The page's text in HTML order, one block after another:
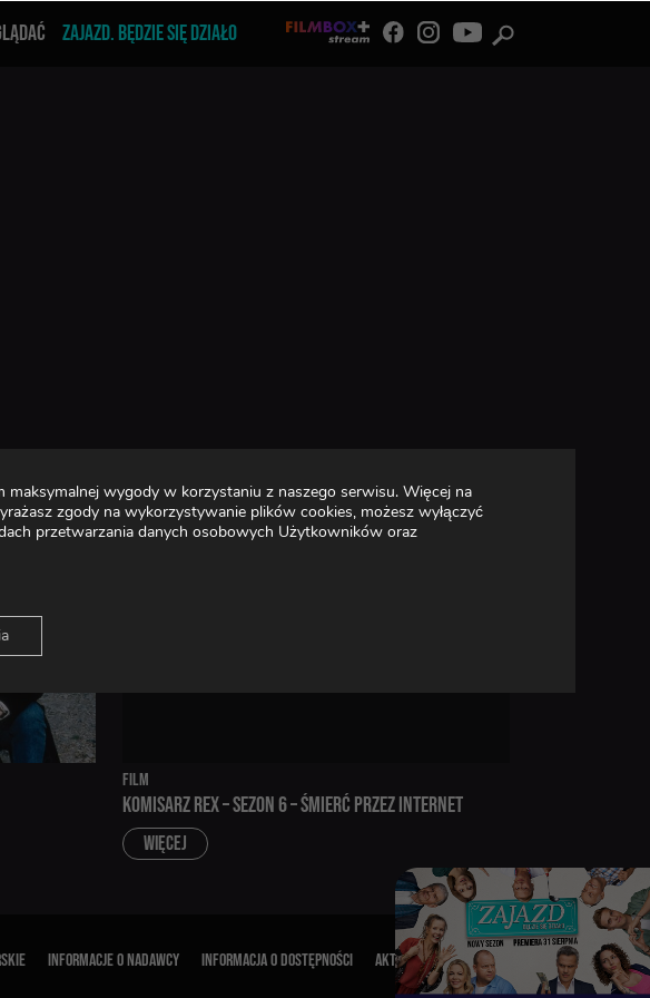
ZAJAZD. BĘDZIE SIĘ DZIAŁO
FILM
KOMISARZ REX – SEZON 6 – ŚMIERĆ PRZEZ INTERNET
WIĘCEJ
INFORMACJE O NADAWCY INFORMACJA O DOSTĘPNOŚCI AKT O WOLNOŚCI MEDIÓW
wygody w korzystaniu z naszego serwisu. Więcej na
zgody na wykorzystywanie plików cookies, możesz wyłączyć
przetwarzania danych osobowych Użytkowników oraz